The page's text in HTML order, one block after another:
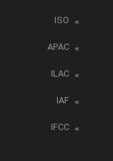
ISO
APAC
ILAC
IAF
IFCC